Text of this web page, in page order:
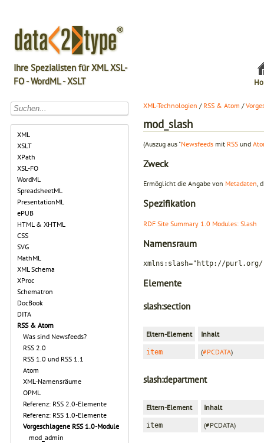
Ihre Spezialisten für XML XSL-
FO - WordML - XSLT
XML
XSLT
XPath
XSL-FO
WordML
SpreadsheetML
PresentationML
ePUB
HTML & XHTML
CSS
SVG
MathML
XML Schema
XProc
Schematron
DocBook
DITA
RSS & Atom
Was sind Newsfeeds?
RSS 2.0
RSS 1.0 und RSS 1.1
Atom
XML-Namensräume
OPML
Referenz: RSS 2.0-Elemente
Referenz: RSS 1.0-Elemente
Vorgeschlagene RSS 1.0-Module
mod_admin
XML-Technologien / RSS & Atom /
mod_slash
(Auszug aus "Newsfeeds mit RSS und
Zweck
Ermöglicht die Angabe von Metadaten,
Spezifikation
RDF Site Summary 1.0 Modules: Slash
Namensraum
xmlns:slash="http://purl.org/
Elemente
slash:section
Eltern-Element Inhalt
item (#PCDATA)
slash:department
Eltern-Element Inhalt
item (#PCDATA)